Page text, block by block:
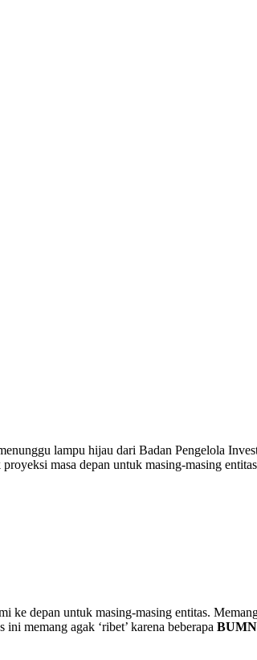
lampu hijau dari Badan Pengelola
masa depan untuk masing-masing
ke depan untuk masing-masing entitas.
memang agak ‘ribet’ karena beberapa